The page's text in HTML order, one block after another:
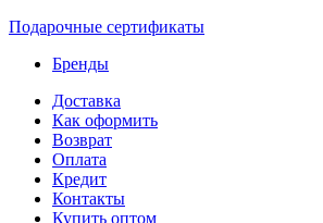
Подарочные сертификаты
Бренды
Доставка
Как оформить
Возврат
Оплата
Кредит
Контакты
Купить оптом